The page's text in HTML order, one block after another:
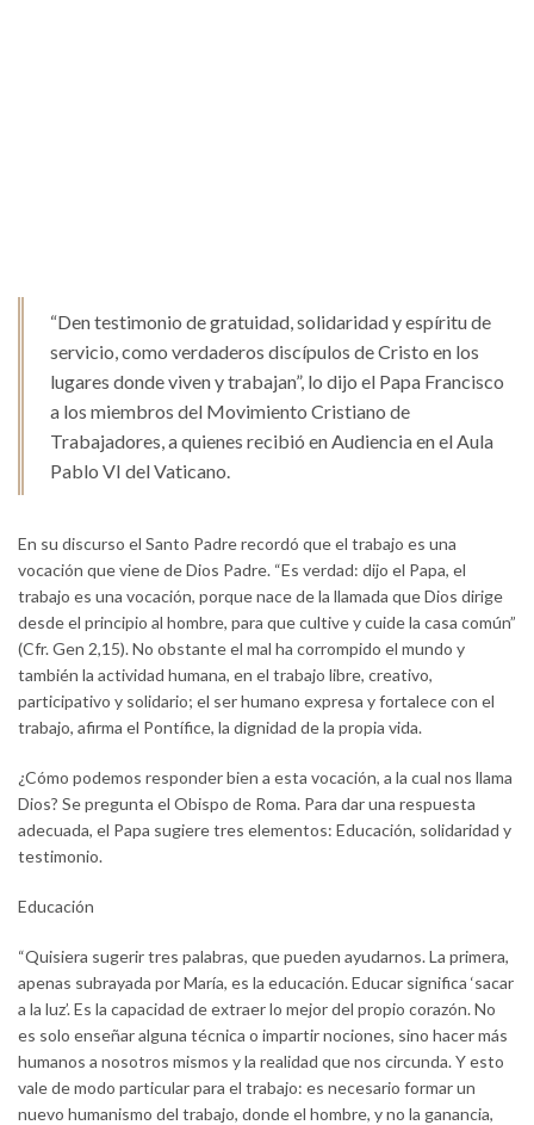
“Den testimonio de gratuidad, solidaridad y espíritu de
servicio, como verdaderos discípulos de Cristo en los
lugares donde viven y trabajan”, lo dijo el Papa Francisco
a los miembros del Movimiento Cristiano de
Trabajadores, a quienes recibió en Audiencia en el Aula
Pablo VI del Vaticano.
En su discurso el Santo Padre recordó que el trabajo es una
vocación que viene de Dios Padre. “Es verdad: dijo el Papa, el
trabajo es una vocación, porque nace de la llamada que Dios dirige
desde el principio al hombre, para que cultive y cuide la casa común”
(Cfr. Gen 2,15). No obstante el mal ha corrompido el mundo y
también la actividad humana, en el trabajo libre, creativo,
participativo y solidario; el ser humano expresa y fortalece con el
trabajo, afirma el Pontífice, la dignidad de la propia vida.
¿Cómo podemos responder bien a esta vocación, a la cual nos llama
Dios? Se pregunta el Obispo de Roma. Para dar una respuesta
adecuada, el Papa sugiere tres elementos: Educación, solidaridad y
testimonio.
Educación
“Quisiera sugerir tres palabras, que pueden ayudarnos. La primera,
apenas subrayada por María, es la educación. Educar significa ‘sacar
a la luz’. Es la capacidad de extraer lo mejor del propio corazón. No
es solo enseñar alguna técnica o impartir nociones, sino hacer más
humanos a nosotros mismos y la realidad que nos circunda. Y esto
vale de modo particular para el trabajo: es necesario formar un
nuevo humanismo del trabajo, donde el hombre, y no la ganancia,